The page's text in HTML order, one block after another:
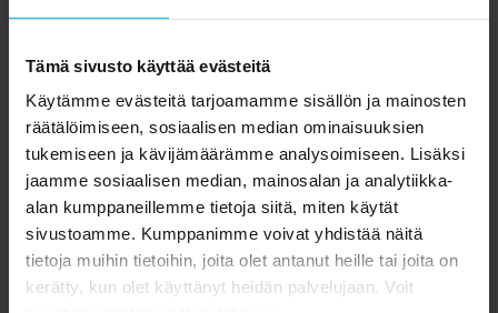
Tämä sivusto käyttää evästeitä
Käytämme evästeitä tarjoamamme sisällön ja mainosten
räätälöimiseen, sosiaalisen median ominaisuuksien
tukemiseen ja kävijämäärämme analysoimiseen. Lisäksi
jaamme sosiaalisen median, mainosalan ja analytiikka-
alan kumppaneillemme tietoja siitä, miten käytät
sivustoamme. Kumppanimme voivat yhdistää näitä
tietoja muihin tietoihin, joita olet antanut heille tai joita on
kerätty, kun olet käyttänyt heidän palvelujaan. Voit